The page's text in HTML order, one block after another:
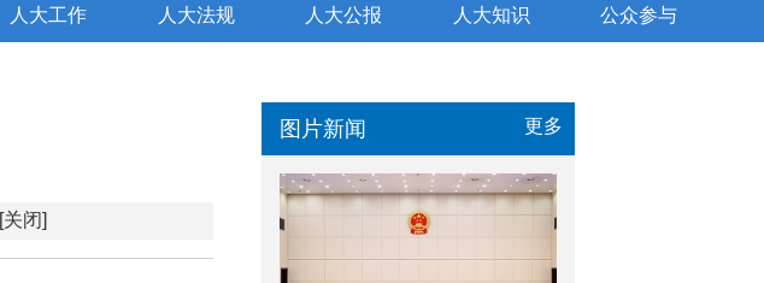
人大工作 人大法规 人大公报 人大知识 公众参与
[关闭]
图片新闻 更多